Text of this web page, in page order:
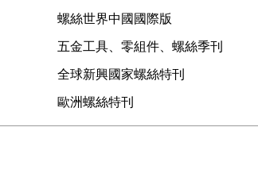
螺絲世界中國國際版
五金工具、零組件、螺絲季刊
全球新興國家螺絲特刊
歐洲螺絲特刊